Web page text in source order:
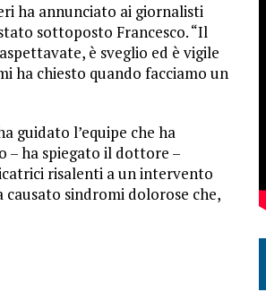
ha annunciato ai giornalisti
sottoposto Francesco. “Il
è sveglio ed è vigile
ha chiesto quando facciamo un
guidato l’equipe che ha
– ha spiegato il dottore –
risalenti a un intervento
sindromi dolorose che,